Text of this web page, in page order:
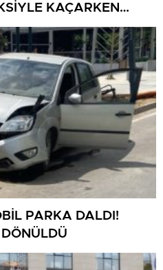
KAÇARKEN
PARKA DALDI!